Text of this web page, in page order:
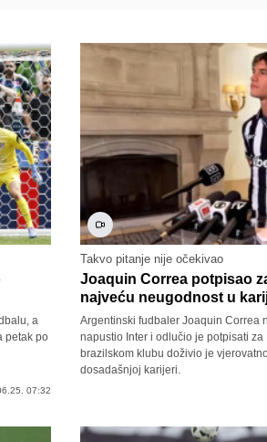
a
petak po
07:32
Takvo pitanje nije očekivao
Joaquin Correa potpisao
najveću neugodnost u
Argentinski fudbaler Joaquin Correa
napustio Inter i odlučio je potpisati
brazilskom klubu doživio je
dosadašnjoj karijeri.